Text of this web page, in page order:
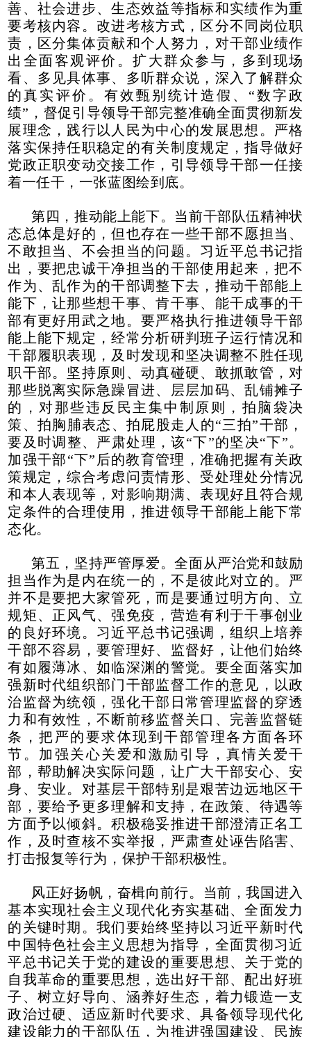
善、社会进步、生态效益等指标和实绩作为重
要考核内容。改进考核方式，区分不同岗位职
责，区分集体贡献和个人努力，对干部业绩作
出全面客观评价。扩大群众参与，多到现场
看、多见具体事、多听群众说，深入了解群众
的真实评价。有效甄别统计造假、“数字政
绩”，督促引导领导干部完整准确全面贯彻新发
展理念，践行以人民为中心的发展思想。严格
落实保持任职稳定的有关制度规定，指导做好
党政正职变动交接工作，引导领导干部一任接
着一任干，一张蓝图绘到底。
第四，推动能上能下。当前干部队伍精神状
态总体是好的，但也存在一些干部不愿担当、
不敢担当、不会担当的问题。习近平总书记指
出，要把忠诚干净担当的干部使用起来，把不
作为、乱作为的干部调整下去，推动干部能上
能下，让那些想干事、肯干事、能干成事的干
部有更好用武之地。要严格执行推进领导干部
能上能下规定，经常分析研判班子运行情况和
干部履职表现，及时发现和坚决调整不胜任现
职干部。坚持原则、动真碰硬、敢抓敢管，对
那些脱离实际急躁冒进、层层加码、乱铺摊子
的，对那些违反民主集中制原则，拍脑袋决
策、拍胸脯表态、拍屁股走人的“三拍”干部，
要及时调整、严肃处理，该“下”的坚决“下”。
加强干部“下”后的教育管理，准确把握有关政
策规定，综合考虑问责情形、受处理处分情况
和本人表现等，对影响期满、表现好且符合规
定条件的合理使用，推进领导干部能上能下常
态化。
第五，坚持严管厚爱。全面从严治党和鼓励
担当作为是内在统一的，不是彼此对立的。严
并不是要把大家管死，而是要通过明方向、立
规矩、正风气、强免疫，营造有利于干事创业
的良好环境。习近平总书记强调，组织上培养
干部不容易，要管理好、监督好，让他们始终
有如履薄冰、如临深渊的警觉。要全面落实加
强新时代组织部门干部监督工作的意见，以政
治监督为统领，强化干部日常管理监督的穿透
力和有效性，不断前移监督关口、完善监督链
条，把严的要求体现到干部管理各方面各环
节。加强关心关爱和激励引导，真情关爱干
部，帮助解决实际问题，让广大干部安心、安
身、安业。对基层干部特别是艰苦边远地区干
部，要给予更多理解和支持，在政策、待遇等
方面予以倾斜。积极稳妥推进干部澄清正名工
作，及时查核不实举报，严肃查处诬告陷害、
打击报复等行为，保护干部积极性。
风正好扬帆，奋楫向前行。当前，我国进入
基本实现社会主义现代化夯实基础、全面发力
的关键时期。我们要始终坚持以习近平新时代
中国特色社会主义思想为指导，全面贯彻习近
平总书记关于党的建设的重要思想、关于党的
自我革命的重要思想，选出好干部、配出好班
子、树立好导向、涵养好生态，着力锻造一支
政治过硬、适应新时代要求、具备领导现代化
建设能力的干部队伍，为推进强国建设、民族